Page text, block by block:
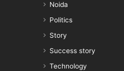
Noida
Politics
Story
Success story
Technology